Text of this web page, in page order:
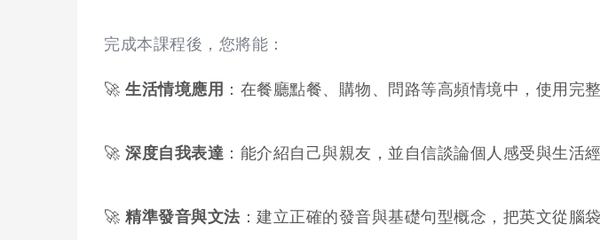
完成本課程後，您將能：
🚀 生活情境應用 ：在餐廳點餐、購物、問路等高頻情境中，使用完
🚀 深度自我表達 ：能介紹自己與親友，並自信談論個人感受與生活經
🚀 精準發音與文法：建立正確的發音與基礎句型概念，把英文從腦袋